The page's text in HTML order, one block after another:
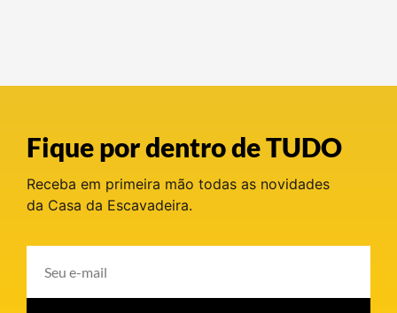
Fique por dentro de TUDO
Receba em primeira mão todas as novidades
da Casa da Escavadeira.